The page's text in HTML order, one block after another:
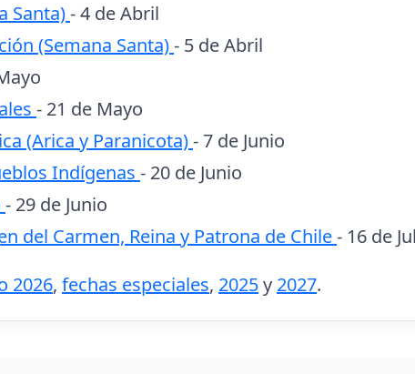
Santa)- 4 de Abril
(Semana Santa)- 5 de Abril
- 21 de Mayo
(Arica y Paranicota)- 7 de Junio
Indígenas - 20 de Junio
- 29 de Junio
del Carmen, Reina y Patrona de Chile- 16 de
2026, fechas especiales, 2025y 2027.